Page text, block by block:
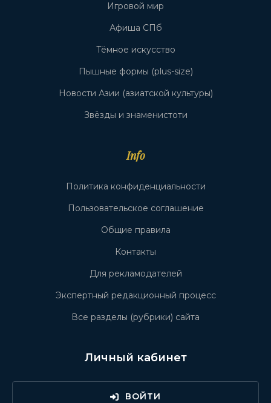
Игровой мир
Афиша СПб
Тёмное искусство
Пышные формы (plus-size)
Новости Азии (азиатской культуры)
Звёзды и знаменистоти
Info
Политика конфиденциальности
Пользовательское соглашение
Общие правила
Контакты
Для рекламодателей
Экспертный редакционный процесс
Все разделы (рубрики) сайта
Личный кабинет
ВОЙТИ